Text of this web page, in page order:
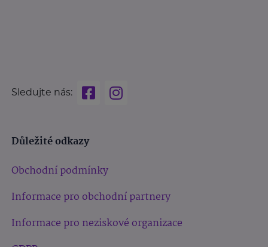
Sledujte nás:
Důležité odkazy
Obchodní podmínky
Informace pro obchodní partnery
Informace pro neziskové organizace